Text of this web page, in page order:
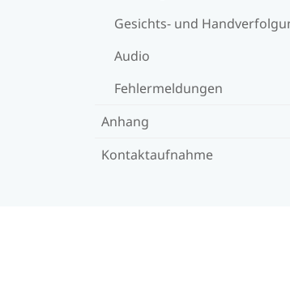
Gesichts- und
Audio
Fehlermeldungen
Anhang
Kontaktaufnahme